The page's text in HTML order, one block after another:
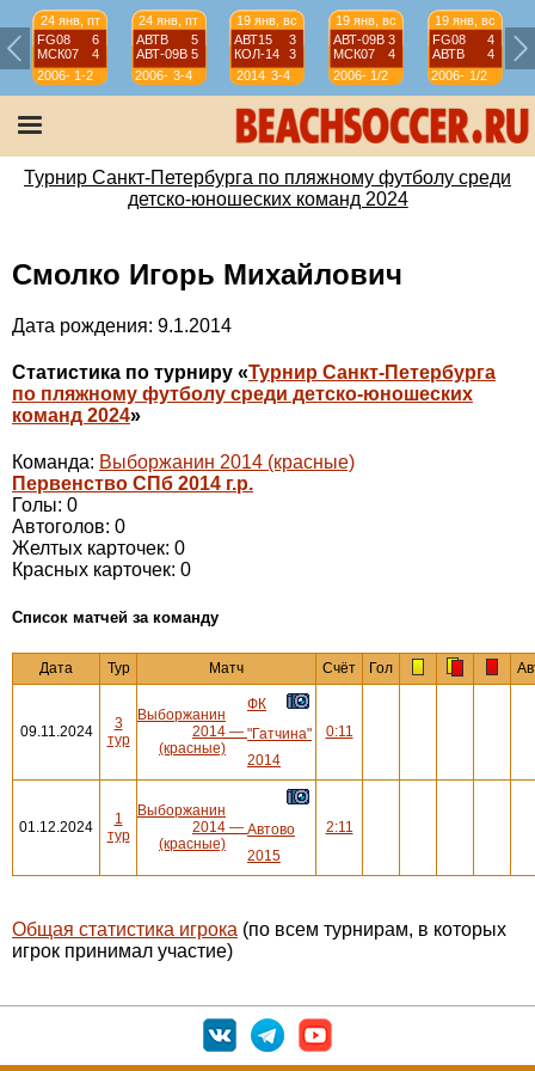
24 янв, пт
FG08
6
МСК07
4
2006-
07
1-2
24 янв, пт
АВТВ
5
АВТ-09B 5
2006-
07
3-4
19 янв, вс
АВТ15
3
КОЛ-14
3
2014 3-4
19 янв, вс
АВТ-09B 3
МСК07
4
2006-
07
1/2
19 янв, вс
FG08
4
АВТВ
4
2006-
07
1/2
Турнир Санкт-Петербурга по пляжному футболу среди
детско-юношеских команд 2024
Смолко Игорь Михайлович
Дата рождения: 9.1.2014
Статистика по турниру «Турнир Санкт-Петербурга
по пляжному футболу среди детско-юношеских
команд 2024»
Команда: Выборжанин 2014 (красные)
Первенство СПб 2014 г.р.
Голы: 0
Автоголов: 0
Желтых карточек: 0
Красных карточек: 0
Cписок матчей за команду
Дата Тур Матч Счёт Гол
09.11.2024
3
тур
Выборжанин
2014
(красные)
—
ФК
"Гатчина"
2014
0:11
01.12.2024
1
тур
Выборжанин
2014
(красные)
— Автово
2015
2:11
Общая статистика игрока (по всем турнирам, в которых
игрок принимал участие)